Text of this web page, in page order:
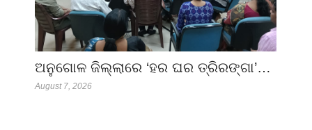
ଅନୁଗୋଳ ଜିଲ୍ଲାରେ ‘ହର ଘର ତ୍ରିରଙ୍ଗା’…
August 7, 2026